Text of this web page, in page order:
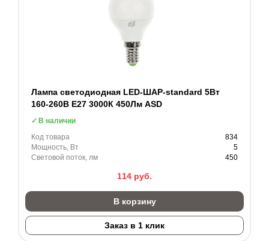
Лампа светодиодная LED-ШАР-standard 5Вт
160-260В Е27 3000К 450Лм ASD
В наличии
Код товара
834
Мощность, Вт
5
Световой поток, лм
450
114 руб.
В корзину
Заказ в 1 клик